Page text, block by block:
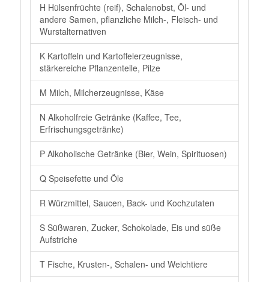
H Hülsenfrüchte (reif), Schalenobst, Öl- und
andere Samen, pflanzliche Milch-, Fleisch- und
Wurstalternativen
K Kartoffeln und Kartoffelerzeugnisse,
stärkereiche Pflanzenteile, Pilze
M Milch, Milcherzeugnisse, Käse
N Alkoholfreie Getränke (Kaffee, Tee,
Erfrischungsgetränke)
P Alkoholische Getränke (Bier, Wein, Spirituosen)
Q Speisefette und Öle
R Würzmittel, Saucen, Back- und Kochzutaten
S Süßwaren, Zucker, Schokolade, Eis und süße
Aufstriche
T Fische, Krusten-, Schalen- und Weichtiere